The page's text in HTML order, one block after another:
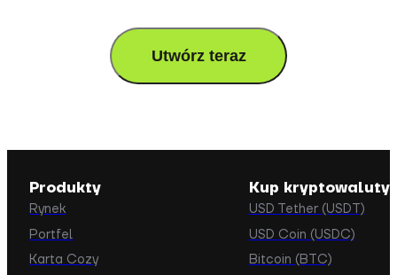
Utwórz teraz
Produkty
Rynek
Portfel
Karta Cozy
Kup kryptowaluty
USD Tether (USDT)
USD Coin (USDC)
Bitcoin (BTC)